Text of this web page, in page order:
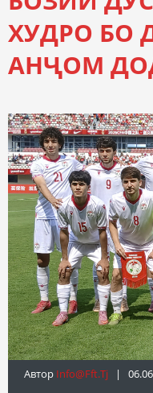
ХУДРО БО
АНҶОМ
Автор Info@fft.tj |